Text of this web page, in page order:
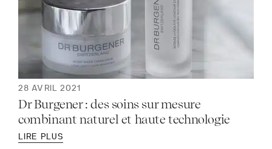
28 AVRIL 2021
Dr Burgener : des soins sur mesure
combinant naturel et haute technologie
LIRE PLUS